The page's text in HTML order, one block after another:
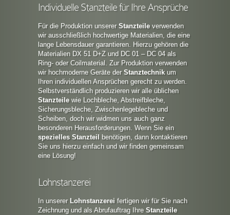
Individuelle Stanzteile für Ihre Ansprüche
Für die Produktion unserer Stanzteileverwenden
wir ausschließlich hochwertige Materialien, die eine
lange Lebensdauer garantieren. Hierzu gehören die
Materialien DX 51 D+Z und DC 01 – DC 04 als
Ring- oder Coilmaterial. Zur Produktion verwenden
wir hochmoderne Geräte der Stanztechnik um
Ihren individuellen Ansprüchen gerecht zu werden.
Selbstverständlich produzieren wir alle üblichen
Stanzteilewie Lochbleche, Abstreifbleche,
Sicherungsbleche, Zwischenlegebleche und
Scheiben, doch wir widmen uns auch ganz
besonderen Herausforderungen. Wenn Sie ein
spezielles Stanzteil benötigen, dann kontaktieren
Sie uns hierzu einfach und wir finden gemeinsam
eine Lösung!
Lohnstanzerei
In unserer Lohnstanzerei fertigen wir für Sie nach
Zeichnung und als Abrufauftrag Ihre Stanzteile